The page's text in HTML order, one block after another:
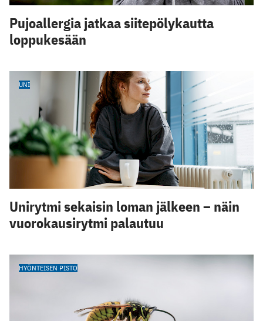
Pujoallergia jatkaa siitepölykautta
loppukesään
UNI
Unirytmi sekaisin loman jälkeen – näin
vuorokausirytmi palautuu
HYÖNTEISEN PISTO